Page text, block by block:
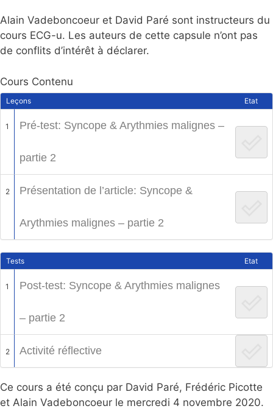
Alain Vadeboncoeur et David Paré sont instructeurs du
cours ECG-u. Les auteurs de cette capsule n’ont pas
de conflits d’intérêt à déclarer.
Cours Contenu
Leçons Etat
1 Pré-test: Syncope & Arythmies malignes –
partie 2
2 Présentation de l’article: Syncope &
Arythmies malignes – partie 2
Tests Etat
1 Post-test: Syncope & Arythmies malignes
– partie 2
2 Activité réflective
Ce cours a été conçu par David Paré, Frédéric Picotte
et Alain Vadeboncoeur le mercredi 4 novembre 2020.